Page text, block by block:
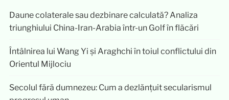
Daune colaterale sau dezbinare calculată? Analiza
triunghiului China-Iran-Arabia într-un Golf în flăcări
Întâlnirea lui Wang Yi și Araghchi în toiul conflictului din
Orientul Mijlociu
Secolul fără dumnezeu: Cum a dezlănțuit secularismul